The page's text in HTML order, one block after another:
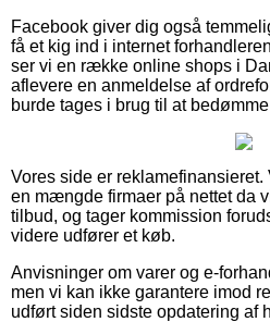
Facebook giver dig også
få et kig ind i internet
ser vi en række online shops i
aflevere en anmeldelse af
burde tages i brug til at
Vores side er reklamefinansieret.
en mængde firmaer på nettet da
tilbud, og tager kommission
videre udfører et køb.
Anvisninger om varer og e-
men vi kan ikke garantere imod
udført siden sidste opdatering af